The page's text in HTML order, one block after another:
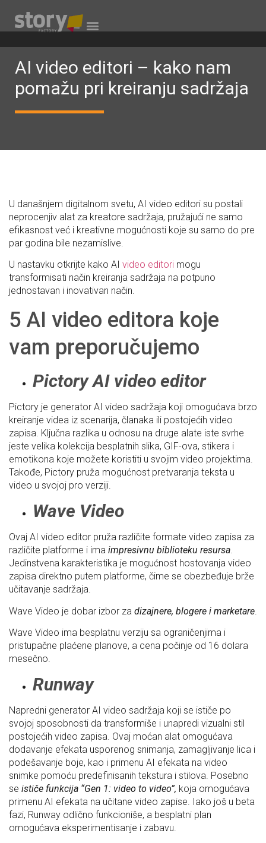
AI video editori – kako nam
pomažu pri kreiranju sadržaja
U današnjem digitalnom svetu, AI video editori su postali
neprocenjiv alat za kreatore sadržaja, pružajući ne samo
efikasnost već i kreativne mogućnosti koje su samo do pre
par godina bile nezamislive.
U nastavku otkrijte kako AI video editori mogu
transformisati način kreiranja sadržaja na potpuno
jednostavan i inovativan način.
5 AI video editora koje
vam preporučujemo
Pictory AI video editor
Pictory je generator AI video sadržaja koji omogućava brzo
kreiranje videa iz scenarija, članaka ili postojećih video
zapisa. Ključna razlika u odnosu na druge alate iste svrhe
jeste velika kolekcija besplatnih slika, GIF-ova, stikera i
emotikona koje možete koristiti u svojim video projektima.
Takođe, Pictory pruža mogućnost pretvaranja teksta u
video u svojoj pro verziji.
Wave Video
Ovaj AI video editor pruža različite formate video zapisa za
različite platforme i ima impresivnu biblioteku resursa.
Jedinstvena karakteristika je mogućnost hostovanja video
zapisa direktno putem platforme, čime se obezbeđuje brže
učitavanje sadržaja.
Wave Video je dobar izbor za dizajnere, blogere i marketare
Wave Video ima besplatnu verziju sa ograničenjima i
pristupačne plaćene planove, a cena počinje od 16 dolara
mesečno.
Runway
Napredni generator AI video sadržaja koji se ističe po
svojoj sposobnosti da transformiše i unapredi vizualni stil
postojećih video zapisa. Ovaj moćan alat omogućava
dodavanje efekata usporenog snimanja, zamagljivanje lica i
podešavanje boje, kao i primenu AI efekata na video
snimke pomoću predefinisanih tekstura i stilova. Posebno
se ističe funkcija “Gen 1: video to video”, koja omogućava
primenu AI efekata na učitane video zapise. Iako još u beta
fazi, Runway odlično funkcioniše, a besplatni plan
omogućava eksperimentisanje i zabavu.